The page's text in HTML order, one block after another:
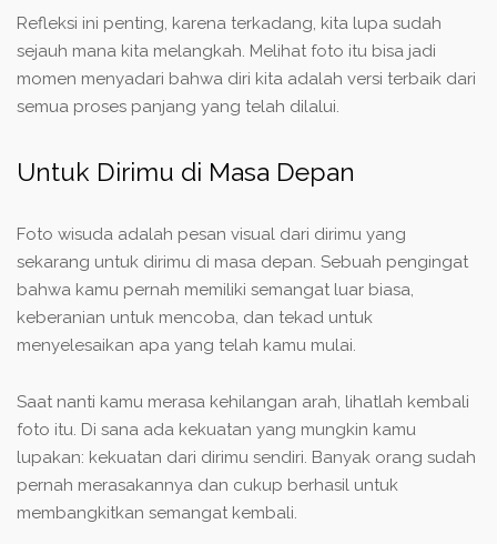
Refleksi ini penting, karena terkadang, kita lupa sudah
sejauh mana kita melangkah. Melihat foto itu bisa jadi
momen menyadari bahwa diri kita adalah versi terbaik dari
semua proses panjang yang telah dilalui.
Untuk Dirimu di Masa Depan
Foto wisuda adalah pesan visual dari dirimu yang
sekarang untuk dirimu di masa depan. Sebuah pengingat
bahwa kamu pernah memiliki semangat luar biasa,
keberanian untuk mencoba, dan tekad untuk
menyelesaikan apa yang telah kamu mulai.
Saat nanti kamu merasa kehilangan arah, lihatlah kembali
foto itu. Di sana ada kekuatan yang mungkin kamu
lupakan: kekuatan dari dirimu sendiri. Banyak orang sudah
pernah merasakannya dan cukup berhasil untuk
membangkitkan semangat kembali.